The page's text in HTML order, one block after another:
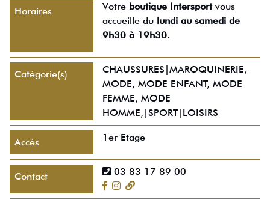
Horaires Votre boutique Intersportvous
accueille du lundi au samedi de
9h30 à 19h30.
Catégorie(s)
CHAUSSURES|MAROQUINERIE,
MODE, MODE ENFANT, MODE
FEMME, MODE
HOMME,|SPORT|LOISIRS
Accès 1er Etage
Contact 03 83 17 89 00